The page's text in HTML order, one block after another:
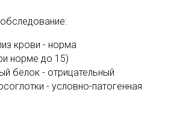
крови - норма
норме до 15)
белок - отрицательный
- условно-патогенная